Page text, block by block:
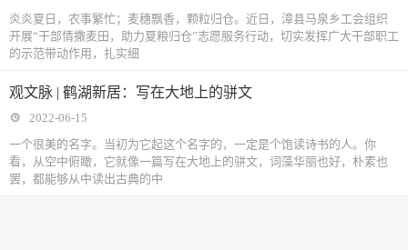
炎炎夏日，农事繁忙；麦穗飘香，颗粒归仓。近日，漳县马泉乡工会组织
开展“干部情撒麦田，助力夏粮归仓”志愿服务行动，切实发挥广大干部职工
的示范带动作用，扎实细
观文脉 | 鹤湖新居：写在大地上的骈文
2022-06-15
一个很美的名字。当初为它起这个名字的，一定是个饱读诗书的人。你
看，从空中俯瞰，它就像一篇写在大地上的骈文，词藻华丽也好，朴素也
罢，都能够从中读出古典的中